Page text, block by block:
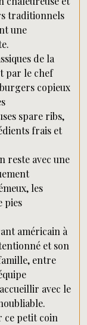
traditionnels
une
de la
par le chef
copieux
spare ribs,
frais et
reste avec une
les
pies
américain à
et son
entre
avec le
ce petit coin